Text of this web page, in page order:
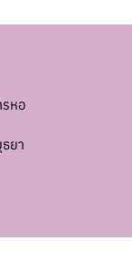
รหอ
ยา